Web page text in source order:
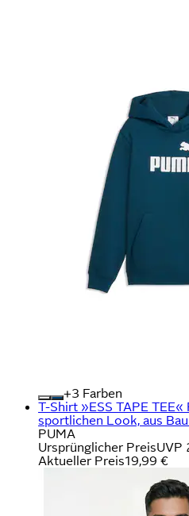
+
Farben
T-Shirt »ESS TAPE
sportlichen Look, aus
PUMA
Ursprünglicher PreisUVP
Aktueller Preis19,99 €